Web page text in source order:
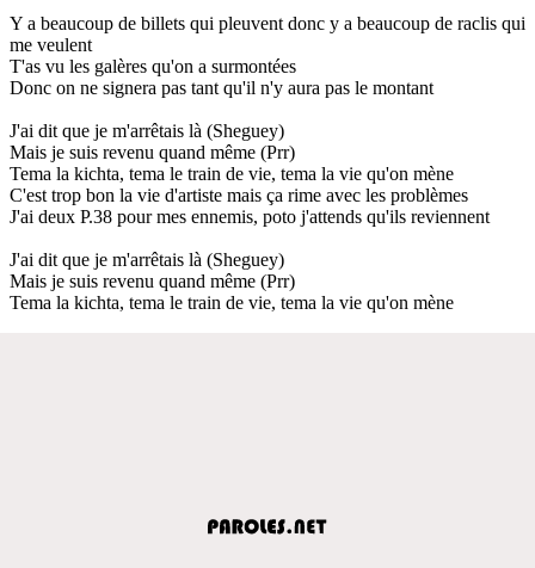
Y a beaucoup de billets qui pleuvent donc y a beaucoup de raclis qui
me veulent
T'as vu les galères qu'on a surmontées
Donc on ne signera pas tant qu'il n'y aura pas le montant
J'ai dit que je m'arrêtais là (Sheguey)
Mais je suis revenu quand même (Prr)
Tema la kichta, tema le train de vie, tema la vie qu'on mène
C'est trop bon la vie d'artiste mais ça rime avec les problèmes
J'ai deux P.38 pour mes ennemis, poto j'attends qu'ils reviennent
J'ai dit que je m'arrêtais là (Sheguey)
Mais je suis revenu quand même (Prr)
Tema la kichta, tema le train de vie, tema la vie qu'on mène